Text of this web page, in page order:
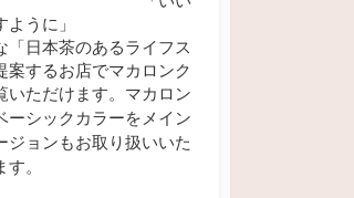
うに」
「日本茶のあるライフス
案するお店でマカロンク
ただけます。 マカロン
ーシックカラーをメイン
ジョンもお取り扱いいた
。